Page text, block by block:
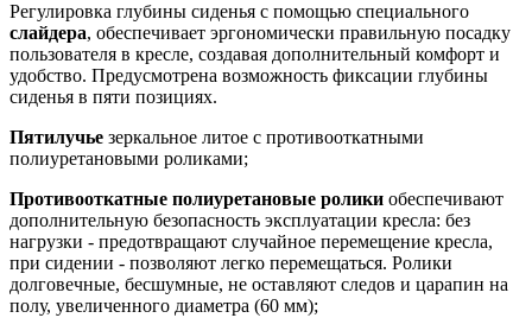
Регулировка глубины сиденья с помощью специального
слайдера, обеспечивает эргономически правильную посадку
пользователя в кресле, создавая дополнительный комфорт и
удобство. Предусмотрена возможность фиксации глубины
сиденья в пяти позициях.
Пятилучье зеркальное литое с противооткатными
полиуретановыми роликами;
Противооткатные полиуретановые ролики обеспечивают
дополнительную безопасность эксплуатации кресла: без
нагрузки - предотвращают случайное перемещение кресла,
при сидении - позволяют легко перемещаться. Ролики
долговечные, бесшумные, не оставляют следов и царапин на
полу, увеличенного диаметра (60 мм);